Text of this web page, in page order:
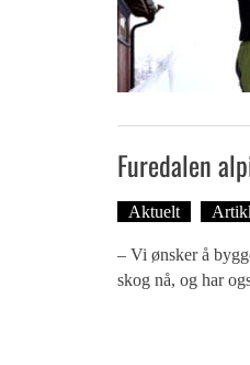
Furedalen
Aktuelt
– Vi ønsker å
skog nå, og har